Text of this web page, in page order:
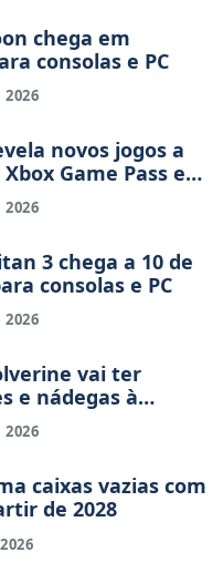
chega em
consolas e PC
2026
novos jogos a
Game Pass em
2026
3 chega a 10 de
consolas e PC
2026
vai ter
e nádegas à
2026
caixas vazias com
de 2028